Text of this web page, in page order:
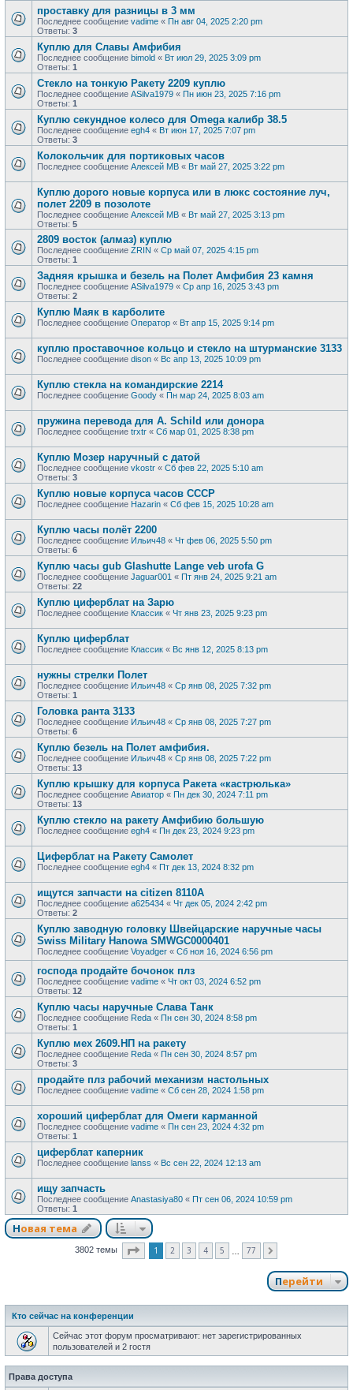
проставку для разницы в 3 мм
Последнее сообщение vadime « Пн авг 04, 2025 2:20 pm
Ответы: 3
Куплю для Славы Амфибия
Последнее сообщение bimold « Вт июл 29, 2025 3:09 pm
Ответы: 1
Стекло на тонкую Ракету 2209 куплю
Последнее сообщение ASilva1979 « Пн июн 23, 2025 7:16 pm
Ответы: 1
Куплю секундное колесо для Omega калибр 38.5
Последнее сообщение egh4 « Вт июн 17, 2025 7:07 pm
Ответы: 3
Колокольчик для портиковых часов
Последнее сообщение Алексей МВ « Вт май 27, 2025 3:22 pm
Куплю дорого новые корпуса или в люкс состояние луч,
полет 2209 в позолоте
Последнее сообщение Алексей МВ « Вт май 27, 2025 3:13 pm
Ответы: 5
2809 восток (алмаз) куплю
Последнее сообщение ZRIN « Ср май 07, 2025 4:15 pm
Ответы: 1
Задняя крышка и безель на Полет Амфибия 23 камня
Последнее сообщение ASilva1979 « Ср апр 16, 2025 3:43 pm
Ответы: 2
Куплю Маяк в карболите
Последнее сообщение Оператор « Вт апр 15, 2025 9:14 pm
куплю проставочное кольцо и стекло на штурманские 3133
Последнее сообщение dison « Вс апр 13, 2025 10:09 pm
Куплю стекла на командирские 2214
Последнее сообщение Goody « Пн мар 24, 2025 8:03 am
пружина перевода для A. Schild или донора
Последнее сообщение trxtr « Сб мар 01, 2025 8:38 pm
Куплю Мозер наручный с датой
Последнее сообщение vkostr « Сб фев 22, 2025 5:10 am
Ответы: 3
Куплю новые корпуса часов СССР
Последнее сообщение Hazarin « Сб фев 15, 2025 10:28 am
Куплю часы полёт 2200
Последнее сообщение Ильич48 « Чт фев 06, 2025 5:50 pm
Ответы: 6
Куплю часы gub Glashutte Lange veb urofa G
Последнее сообщение Jaguar001 « Пт янв 24, 2025 9:21 am
Ответы: 22
Куплю циферблат на Зарю
Последнее сообщение Классик « Чт янв 23, 2025 9:23 pm
Куплю циферблат
Последнее сообщение Классик « Вс янв 12, 2025 8:13 pm
нужны стрелки Полет
Последнее сообщение Ильич48 « Ср янв 08, 2025 7:32 pm
Ответы: 1
Головка ранта 3133
Последнее сообщение Ильич48 « Ср янв 08, 2025 7:27 pm
Ответы: 6
Куплю безель на Полет амфибия.
Последнее сообщение Ильич48 « Ср янв 08, 2025 7:22 pm
Ответы: 13
Куплю крышку для корпуса Ракета «кастрюлька»
Последнее сообщение Авиатор « Пн дек 30, 2024 7:11 pm
Ответы: 13
Куплю стекло на ракету Амфибию большую
Последнее сообщение egh4 « Пн дек 23, 2024 9:23 pm
Циферблат на Ракету Самолет
Последнее сообщение egh4 « Пт дек 13, 2024 8:32 pm
ищутся запчасти на citizen 8110A
Последнее сообщение a625434 « Чт дек 05, 2024 2:42 pm
Ответы: 2
Куплю заводную головку Швейцарские наручные часы
Swiss Military Hanowa SMWGC0000401
Последнее сообщение Voyadger « Сб ноя 16, 2024 6:56 pm
господа продайте бочонок плз
Последнее сообщение vadime « Чт окт 03, 2024 6:52 pm
Ответы: 12
Куплю часы наручные Слава Танк
Последнее сообщение Reda « Пн сен 30, 2024 8:58 pm
Ответы: 1
Куплю мех 2609.НП на ракету
Последнее сообщение Reda « Пн сен 30, 2024 8:57 pm
Ответы: 3
продайте плз рабочий механизм настольных
Последнее сообщение vadime « Сб сен 28, 2024 1:58 pm
хороший циферблат для Омеги карманной
Последнее сообщение vadime « Пн сен 23, 2024 4:32 pm
Ответы: 1
циферблат каперник
Последнее сообщение lanss « Вс сен 22, 2024 12:13 am
ищу запчасть
Последнее сообщение Anastasiya80 « Пт сен 06, 2024 10:59 pm
Ответы: 1
Новая тема
3802 темы Страница из
1 2 3 4 5 77
Перейти
Кто сейчас на конференции
Сейчас этот форум просматривают: нет зарегистрированных
пользователей и 2 гостя
Права доступа